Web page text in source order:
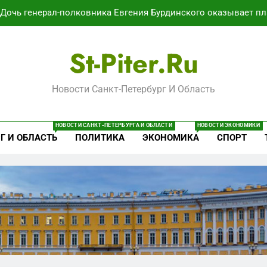
Дочь генерал-полковника Евгения Бурдинского оказывает
Путёвки есть – мест нет:
Минпромторг потребовал данные о складах с военной
В Воронеже участников СВО берут на
Путёвки есть – мест нет:
St-Piter.ru
Новости Санкт-Петербург И Область
И ОБЛАСТЬ
НОВОСТИ САНКТ-ПЕТЕРБУРГА И ОБЛАСТИ
ПОЛИТИКА ЭКОНОМИКА
НОВОСТИ ЭКОНОМИКИ
СПОРТ